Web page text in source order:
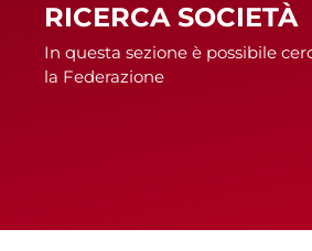
RICERCA SOCIETÀ
In questa sezione è possibile
la Federazione